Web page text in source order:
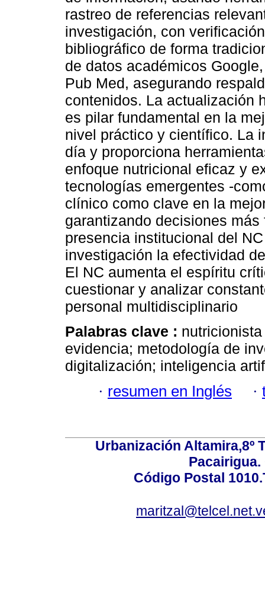
rastreo de referencias
investigación, con
bibliográfico de forma
de datos académicos
Pub Med, asegurando
contenidos. La actualización
es pilar fundamental en la
nivel práctico y científico. La
día y proporciona
enfoque nutricional eficaz y
tecnologías emergentes -
clínico como clave en la
garantizando decisiones
presencia institucional del
investigación la efectividad
El NC aumenta el espíritu
cuestionar y analizar
personal multidisciplinario
Palabras clave :
evidencia; metodología de
digitalización; inteligencia
· resumen en Inglés ·
Urbanización Altamira,8º
Pacairigua.
Código Postal